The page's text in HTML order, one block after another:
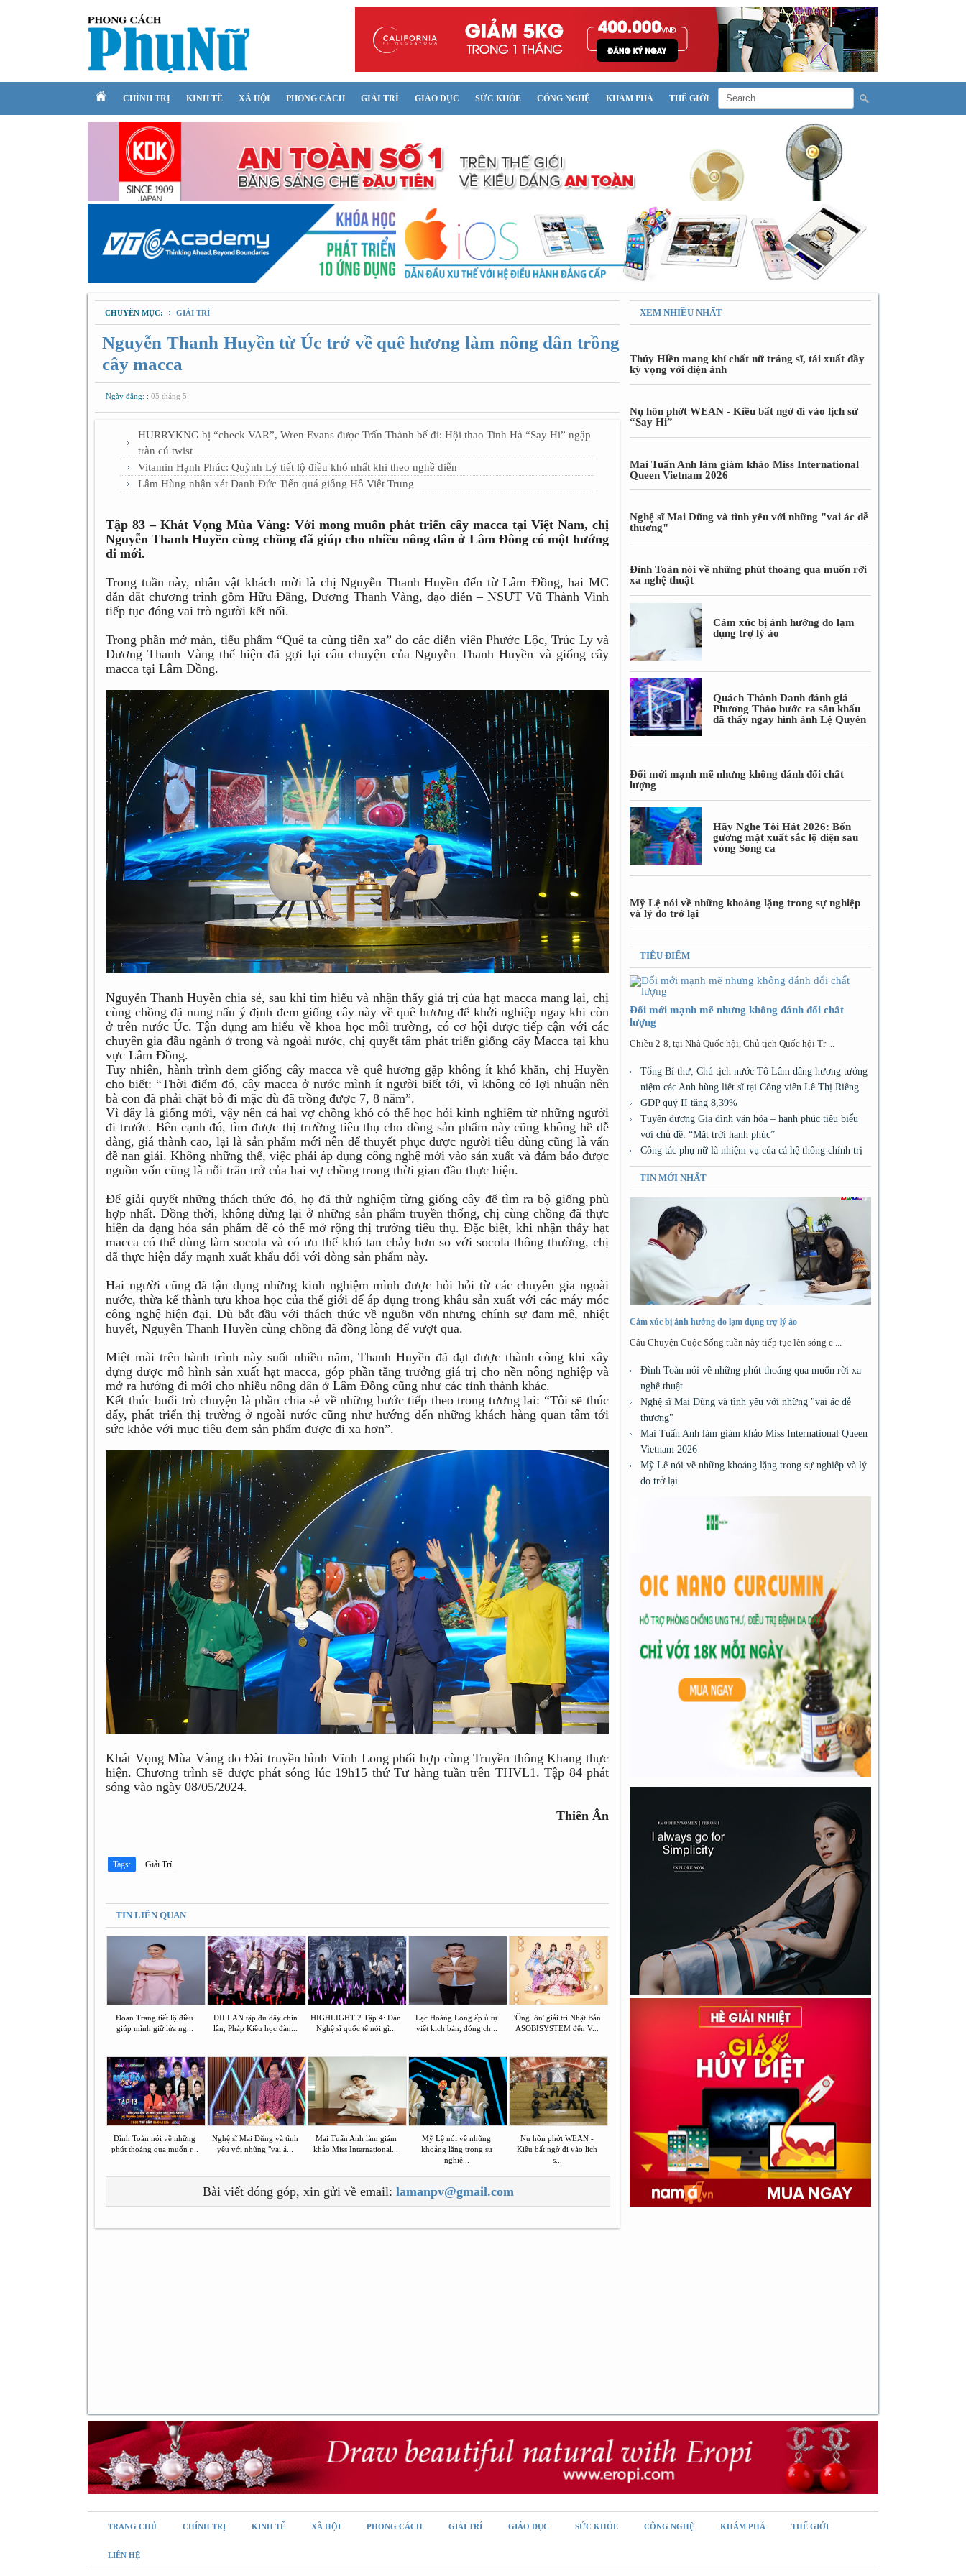
CHÍNH TRỊ KINH TẾ XÃ HỘI PHONG CÁCH GIẢI TRÍ GIÁO DỤC SỨC KHỎE CÔNG NGHỆ KHÁM PHÁ THẾ GIỚI
CHUYÊN MỤC: GIẢI TRÍ
Nguyễn Thanh Huyền từ Úc trở về quê hương làm nông dân trồng
cây macca
Ngày đăng: : 05 tháng 5
HURRYKNG bị “check VAR”, Wren Evans được Trấn Thành bế đi: Hội thao Tinh Hà “Say Hi” ngập
tràn cú twist
Vitamin Hạnh Phúc: Quỳnh Lý tiết lộ điều khó nhất khi theo nghề diễn
Lâm Hùng nhận xét Danh Đức Tiến quá giống Hồ Việt Trung
Tập 83 – Khát Vọng Mùa Vàng: Với mong muốn phát triển cây macca tại Việt Nam, chị
Nguyễn Thanh Huyền cùng chồng đã giúp cho nhiều nông dân ở Lâm Đông có một hướng
đi mới.
Trong tuần này, nhân vật khách mời là chị Nguyễn Thanh Huyền đến từ Lâm Đồng, hai MC
dẫn dắt chương trình gồm Hữu Đằng, Dương Thanh Vàng, đạo diễn – NSƯT Vũ Thành Vinh
tiếp tục đóng vai trò người kết nối.
Trong phần mở màn, tiểu phẩm “Quê ta cùng tiến xa” do các diễn viên Phước Lộc, Trúc Ly và
Dương Thanh Vàng thể hiện đã gợi lại câu chuyện của Nguyễn Thanh Huyền và giống cây
macca tại Lâm Đồng.
Nguyễn Thanh Huyền chia sẻ, sau khi tìm hiểu và nhận thấy giá trị của hạt macca mang lại, chị
cùng chồng đã nung nấu ý định đem giống cây này về quê hương để khởi nghiệp ngay khi còn
ở trên nước Úc. Tận dụng am hiểu về khoa học môi trường, có cơ hội được tiếp cận với các
chuyên gia đầu ngành ở trong và ngoài nước, chị quyết tâm phát triển giống cây Macca tại khu
vực Lâm Đồng.
Tuy nhiên, hành trình đem giống cây macca về quê hương gặp không ít khó khăn, chị Huyền
cho biết: “Thời điểm đó, cây macca ở nước mình ít người biết tới, vì không có lợi nhuận nên
bà con đã phải chặt bỏ đi mặc dù đã trồng được 7, 8 năm”.
Vì đây là giống mới, vậy nên cả hai vợ chồng khó có thể học hỏi kinh nghiệm từ những người
đi trước. Bên cạnh đó, tìm được thị trường tiêu thụ cho dòng sản phẩm này cũng không hề dễ
dàng, giá thành cao, lại là sản phẩm mới nên để thuyết phục được người tiêu dùng cũng là vấn
đề nan giải. Không những thế, việc phải áp dụng công nghệ mới vào sản xuất và đảm bảo được
nguồn vốn cũng là nỗi trăn trở của hai vợ chồng trong thời gian đầu thực hiện.
Để giải quyết những thách thức đó, họ đã thử nghiệm từng giống cây để tìm ra bộ giống phù
hợp nhất. Đồng thời, không dừng lại ở những sản phẩm truyền thống, chị cùng chồng đã thực
hiện đa dạng hóa sản phẩm để có thể mở rộng thị trường tiêu thụ. Đặc biệt, khi nhận thấy hạt
macca có thể dùng làm socola và có ưu thế khó tan chảy hơn so với socola thông thường, chị
đã thực hiện đẩy mạnh xuất khẩu đối với dòng sản phẩm này.
Hai người cũng đã tận dụng những kinh nghiệm mình được hỏi hỏi từ các chuyên gia ngoài
nước, thừa kế thành tựu khoa học của thế giới để áp dụng trong khâu sản xuất với các máy móc
công nghệ hiện đại. Dù bắt đầu với thách thức về nguồn vốn nhưng chính sự đam mê, nhiệt
huyết, Nguyễn Thanh Huyền cùng chồng đã đồng lòng để vượt qua.
Miệt mài trên hành trình này suốt nhiều năm, Thanh Huyền đã đạt được thành công khi xây
dựng được mô hình sản xuất hạt macca, góp phần tăng trưởng giá trị cho nền nông nghiệp và
mở ra hướng đi mới cho nhiều nông dân ở Lâm Đồng cũng như các tỉnh thành khác.
Kết thúc buổi trò chuyện là phần chia sẻ về những bước tiếp theo trong tương lai: “Tôi sẽ thúc
đẩy, phát triển thị trường ở ngoài nước cũng như hướng đến những khách hàng quan tâm tới
sức khỏe với mục tiêu đem sản phẩm được đi xa hơn”.
Khát Vọng Mùa Vàng do Đài truyền hình Vĩnh Long phối hợp cùng Truyền thông Khang thực
hiện. Chương trình sẽ được phát sóng lúc 19h15 thứ Tư hàng tuần trên THVL1. Tập 84 phát
sóng vào ngày 08/05/2024.
Thiên Ân
Tags: Giải Trí
TIN LIÊN QUAN
Đoan Trang tiết lộ điều
giúp mình giữ lửa ng...
DILLAN tập đu dây chín
lần, Pháp Kiều học đàn...
HIGHLIGHT 2 Tập 4: Dàn
Nghệ sĩ quốc tế nói gì...
Lạc Hoàng Long ấp ủ tự
viết kịch bản, đóng ch...
'Ông lớn' giải trí Nhật Bản
ASOBISYSTEM đến V...
Đình Toàn nói về những
phút thoáng qua muốn r...
Nghệ sĩ Mai Dũng và tình
yêu với những "vai á...
Mai Tuấn Anh làm giám
khảo Miss International...
Mỹ Lệ nói về những
khoảng lặng trong sự
nghiệ...
Nụ hôn phớt WEAN -
Kiều bất ngờ đi vào lịch
s...
Bài viết đóng góp, xin gửi về email: lamanpv@gmail.com
XEM NHIỀU NHẤT
Thúy Hiền mang khí chất nữ tráng sĩ, tái xuất đầy
kỳ vọng với điện ảnh
Nụ hôn phớt WEAN - Kiều bất ngờ đi vào lịch sử
“Say Hi”
Mai Tuấn Anh làm giám khảo Miss International
Queen Vietnam 2026
Nghệ sĩ Mai Dũng và tình yêu với những "vai ác dễ
thương"
Đình Toàn nói về những phút thoáng qua muốn rời
xa nghệ thuật
Cảm xúc bị ảnh hưởng do lạm
dụng trợ lý ảo
Quách Thành Danh đánh giá
Phương Thảo bước ra sân khấu
đã thấy ngay hình ảnh Lệ Quyên
Đổi mới mạnh mẽ nhưng không đánh đổi chất
lượng
Hãy Nghe Tôi Hát 2026: Bốn
gương mặt xuất sắc lộ diện sau
vòng Song ca
Mỹ Lệ nói về những khoảng lặng trong sự nghiệp
và lý do trở lại
TIÊU ĐIỂM
Đổi mới mạnh mẽ nhưng không đánh đổi chất
lượng
Chiều 2-8, tại Nhà Quốc hội, Chủ tịch Quốc hội Tr ...
Tổng Bí thư, Chủ tịch nước Tô Lâm dâng hương tưởng
niệm các Anh hùng liệt sĩ tại Công viên Lê Thị Riêng
GDP quý II tăng 8,39%
Tuyên dương Gia đình văn hóa – hạnh phúc tiêu biểu
với chủ đề: “Mặt trời hạnh phúc”
Công tác phụ nữ là nhiệm vụ của cả hệ thống chính trị
TIN MỚI NHẤT
Cảm xúc bị ảnh hưởng do lạm dụng trợ lý ảo
Câu Chuyện Cuộc Sống tuần này tiếp tục lên sóng c ...
Đình Toàn nói về những phút thoáng qua muốn rời xa
nghệ thuật
Nghệ sĩ Mai Dũng và tình yêu với những "vai ác dễ
thương"
Mai Tuấn Anh làm giám khảo Miss International Queen
Vietnam 2026
Mỹ Lệ nói về những khoảng lặng trong sự nghiệp và lý
do trở lại
TRANG CHỦ CHÍNH TRỊ KINH TẾ XÃ HỘI PHONG CÁCH GIẢI TRÍ GIÁO DỤC SỨC KHỎE CÔNG NGHỆ KHÁM PHÁ THẾ GIỚI
LIÊN HỆ